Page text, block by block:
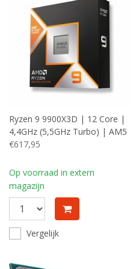
Ryzen 9 9900X3D | 12 Core |
4,4GHz (5,5GHz Turbo) | AM5
| Processor | CPU
€617,95
Op voorraad in extern
magazijn
Vergelijk